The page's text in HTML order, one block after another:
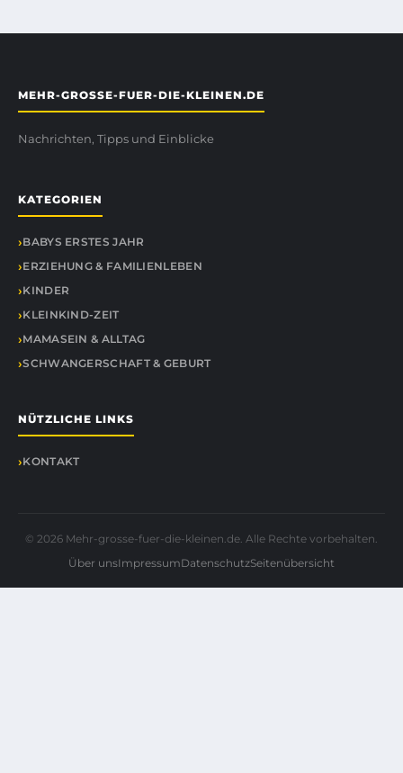
MEHR-GROSSE-FUER-DIE-KLEINEN.DE
Nachrichten, Tipps und Einblicke
KATEGORIEN
BABYS ERSTES JAHR
ERZIEHUNG & FAMILIENLEBEN
KINDER
KLEINKIND-ZEIT
MAMASEIN & ALLTAG
SCHWANGERSCHAFT & GEBURT
NÜTZLICHE LINKS
KONTAKT
© 2026 Mehr-grosse-fuer-die-kleinen.de. Alle Rechte vorbehalten.
Über unsImpressumDatenschutzSeitenübersicht